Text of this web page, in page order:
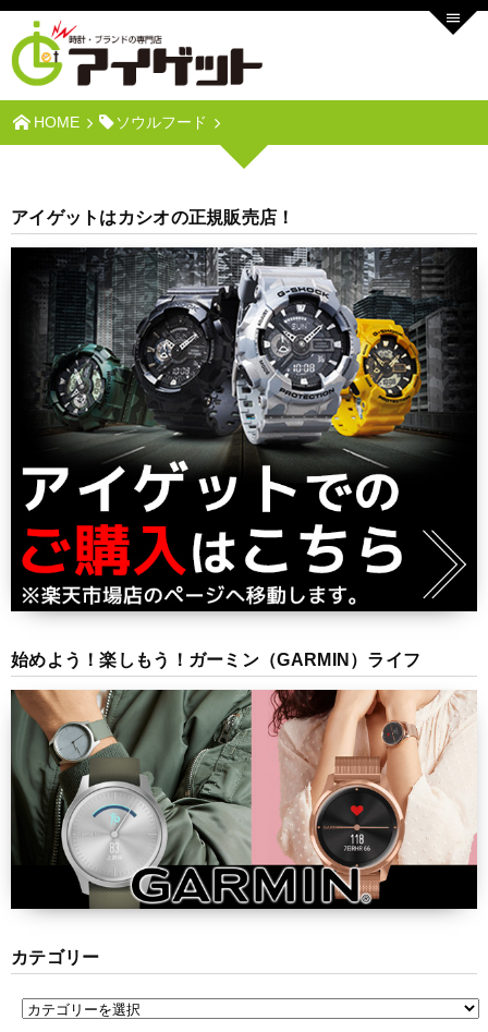
HOME ソウルフード
アイゲットはカシオの正規販売店！
始めよう！楽しもう！ガーミン（GARMIN）ライフ
カテゴリー